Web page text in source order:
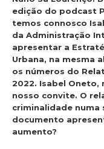
edição do podcast
temos connosco
da Administração
apresentar a
Urbana, na mesma
os números do
2022. Isabel
nosso convite. O
criminalidade numa
documento
aumento?